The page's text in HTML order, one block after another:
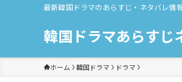
最新韓国ドラマのあらすじ・ネタバレ情
韓国ドラマあらすじ
ホーム 韓国ドラマ ドラマ